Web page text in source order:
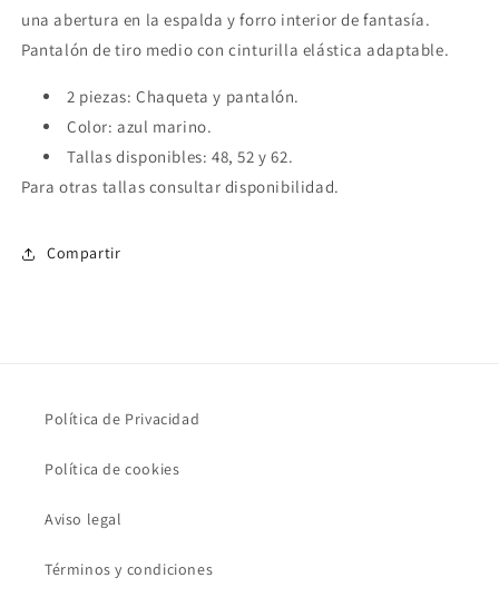
una abertura en la espalda y forro interior de fantasía.
Pantalón de tiro medio con cinturilla elástica adaptable.
2 piezas: Chaqueta y pantalón.
Color: azul marino.
Tallas disponibles: 48, 52 y 62.
Para otras tallas consultar disponibilidad.
Compartir
Política de Privacidad
Política de cookies
Aviso legal
Términos y condiciones